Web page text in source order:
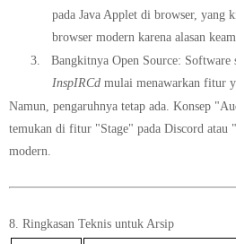
pada Java Applet di browser, yang
browser modern karena alasan
3.
Bangkitnya Open Source: Software
InspIRCd mulai menawarkan fitur
Namun, pengaruhnya tetap ada. Konsep
temukan di fitur "Stage" pada Discord
modern.
8. Ringkasan Teknis untuk Arsip